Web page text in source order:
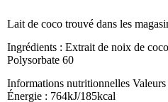
Lait de coco trouvé dans les
Ingrédients : Extrait de noix de
Polysorbate 60
Informations nutritionnelles
Énergie : 764kJ/185kcal